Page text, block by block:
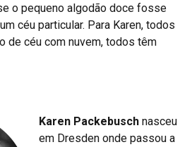
o pequeno algodão doce fosse
céu particular. Para Karen, todos
de céu com nuvem, todos têm
Karen Packebusch nasceu
em Dresden onde passou a